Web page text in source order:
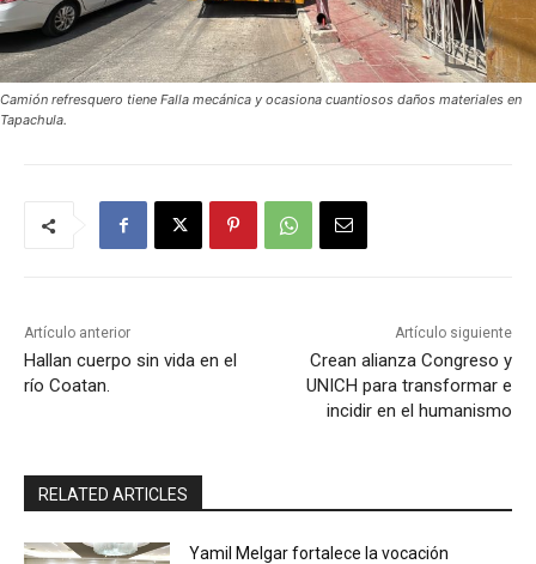
Camión refresquero tiene Falla mecánica y ocasiona cuantiosos daños materiales en
Tapachula.
Artículo anterior
Hallan cuerpo sin vida en el
río Coatan.
Artículo siguiente
Crean alianza Congreso y
UNICH para transformar e
incidir en el humanismo
RELATED ARTICLES
Yamil Melgar fortalece la vocación